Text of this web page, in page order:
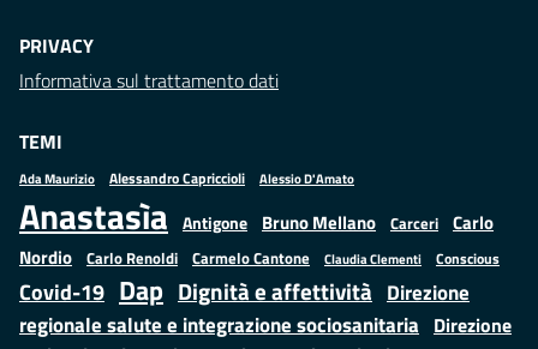
PRIVACY
Informativa sul trattamento dati
TEMI
Ada Maurizio Alessandro Capriccioli Alessio D'Amato
Anastasìa Antigone Bruno Mellano Carceri
Carlo
Nordio Carlo Renoldi Carmelo Cantone Claudia Clementi Conscious
Covid-19 Dap Dignità e affettività Direzione
regionale salute e integrazione sociosanitaria Direzione